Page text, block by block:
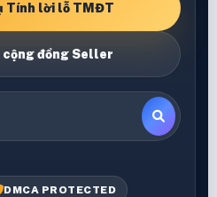
Tính lời lỗ TMĐT
cộng đồng Seller
DMCA PROTECTED